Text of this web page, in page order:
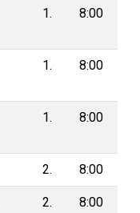
1. 8:00
1. 8:00
1. 8:00
2. 8:00
2. 8:00